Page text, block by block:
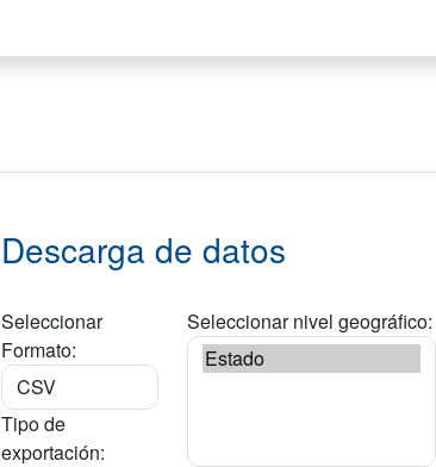
Descarga de datos
Seleccionar
Formato:
Tipo de
exportación:
Seleccionar nivel geográfico: